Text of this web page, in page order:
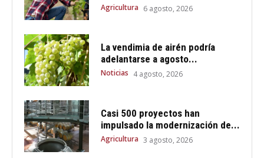
Agricultura 6 agosto, 2026
La vendimia de airén podría
adelantarse a agosto...
Noticias 4 agosto, 2026
Casi 500 proyectos han
impulsado la modernización de...
Agricultura 3 agosto, 2026